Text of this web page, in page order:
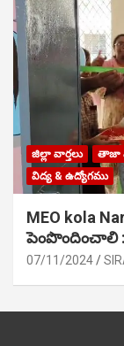
జిల్లా వార్తలు తాజా
విద్య & ఉద్యోగము
MEO kola
పెంపొందించాలి
07/11/2024